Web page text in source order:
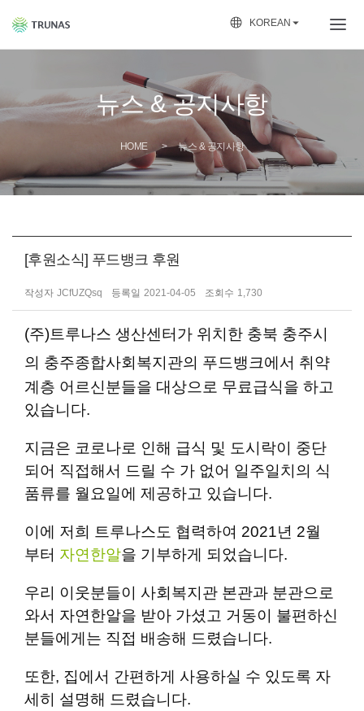
KOREAN
뉴스 & 공지사항
HOME 뉴스 & 공지사항
[후원소식] 푸드뱅크 후원
작성자 JCfUZQsq 등록일 2021-04-05 조회수 1,730
(주)트루나스 생산센터가 위치한 충북 충주시
의 충주종합사회복지관의 푸드뱅크에서 취약
계층 어르신분들을 대상으로 무료급식을 하고
있습니다.
지금은 코로나로 인해 급식 및 도시락이 중단
되어 직접해서 드릴 수 가 없어 일주일치의 식
품류를 월요일에 제공하고 있습니다.
이에 저희 트루나스도 협력하여 2021년 2월
부터 자연한알을 기부하게 되었습니다.
우리 이웃분들이 사회복지관 본관과 분관으로
와서 자연한알을 받아 가셨고 거동이 불편하신
분들에게는 직접 배송해 드렸습니다.
또한, 집에서 간편하게 사용하실 수 있도록 자
세히 설명해 드렸습니다.